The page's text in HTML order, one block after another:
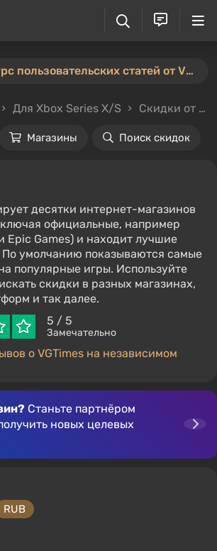
⚡️ Новый конкурс пользовательских статей от VGTimes — участвуйте тут ⚡️
Для Xbox Series X/S Скидки от 20%
Магазины Поиск скидок
десятки интернет-магазинов
официальные, например
Epic Games) и находит лучшие
умолчанию показываются самые
популярные игры. Используйте
скидки в разных магазинах,
и так далее.
5 / 5
Замечательно
о VGTimes на независимом
Станьте партнёром
новых целевых
RUB